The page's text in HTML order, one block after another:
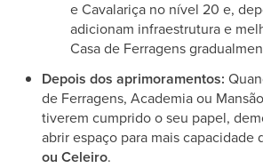
e Cavalariça no nível 20 e,
adicionam infraestrutura e
Casa de Ferragens
Depois dos aprimoramentos:
de Ferragens, Academia ou
tiverem cumprido o seu papel,
abrir espaço para mais capacidade
ou Celeiro.